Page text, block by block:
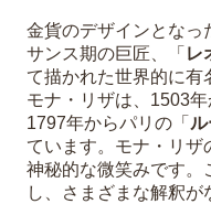
金貨のデザインとなっ
サンス期の巨匠、「 レ
て描かれた世界的に有
モナ・リザは、1503
1797年からパリの「
ています。モナ・リザ
神秘的な微笑みです。
し、さまざまな解釈が